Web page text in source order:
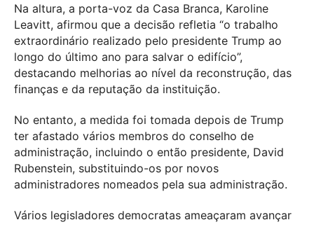
Na altura, a porta-voz da Casa Branca, Karoline
Leavitt, afirmou que a decisão refletia “o trabalho
extraordinário realizado pelo presidente Trump ao
longo do último ano para salvar o edifício”,
destacando melhorias ao nível da reconstrução, das
finanças e da reputação da instituição.
No entanto, a medida foi tomada depois de Trump
ter afastado vários membros do conselho de
administração, incluindo o então presidente, David
Rubenstein, substituindo-os por novos
administradores nomeados pela sua administração.
Vários legisladores democratas ameaçaram avançar